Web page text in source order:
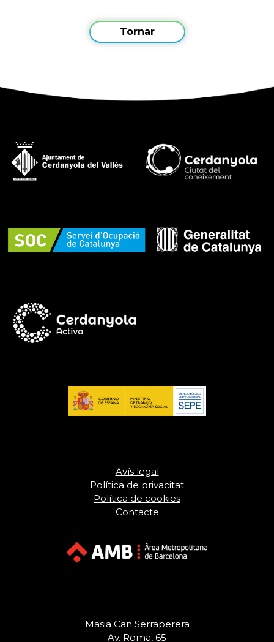
Tornar
Avís legal
Política de privacitat
Política de cookies
Contacte
Masia Can Serraperera
Av. Roma, 65